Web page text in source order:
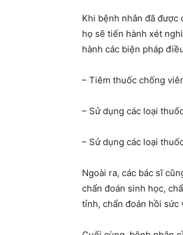
Khi bệnh nhân đã
họ sẽ tiến hành xét
hành các biện pháp
– Tiêm thuốc chống
– Sử dụng các loại
– Sử dụng các loại
Ngoài ra, các bác sĩ
chẩn đoán sinh học,
tỉnh, chẩn đoán hồi sức